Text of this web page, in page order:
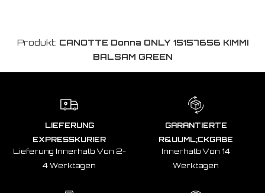
Produkt: CANOTTE Donna ONLY 15157656 KIMMI
BALSAM GREEN
LIEFERUNG
EXPRESSKURIER
Lieferung Innerhalb Von 2-
4 Werktagen
GARANTIERTE
R&UUML;CKGABE
Innerhalb Von 14
Werktagen